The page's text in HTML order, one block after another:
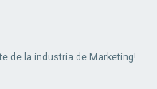
de la industria de Marketing!